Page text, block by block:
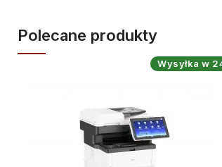
Polecane produkty
Wysyłka w